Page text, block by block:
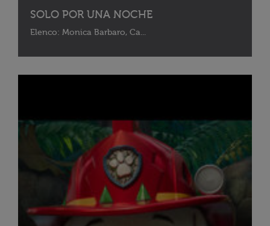
SOLO POR UNA NOCHE
Elenco: Monica Barbaro, Ca...